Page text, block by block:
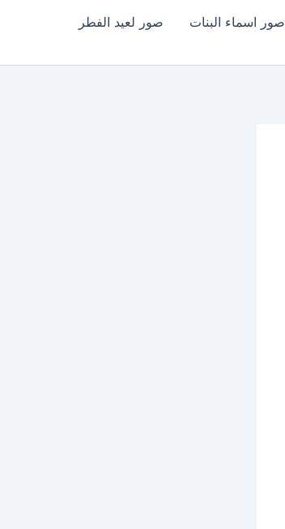
صور اسماء البنات
صور لعيد الفطر